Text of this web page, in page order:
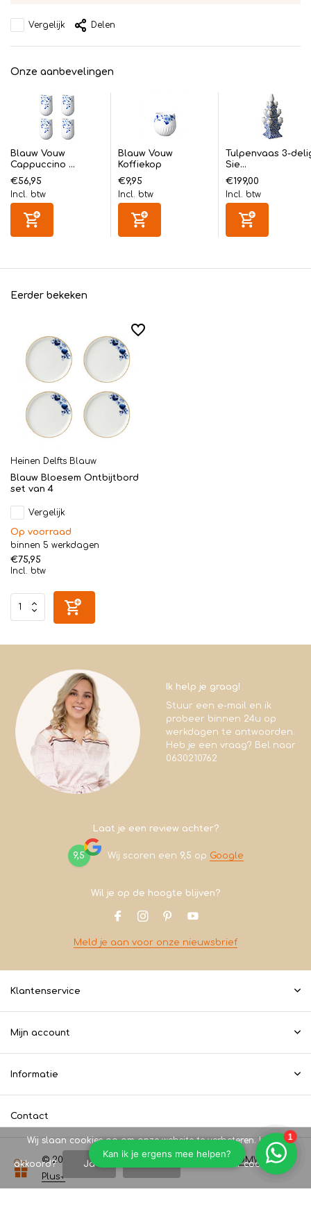
Vergelijk Delen
Onze aanbevelingen
Blauw Vouw
Cappuccino ...
€56,95
Incl. btw
Blauw Vouw
Koffiekop
€9,95
Incl. btw
Tulpenvaas 3-
Sie...
€199,00
Incl. btw
Eerder bekeken
Heinen Delfts Blauw
Blauw Bloesem Ontbijtbord
set van 4
Vergelijk
Op voorraad
binnen 5 werkdagen
€75,95
Incl. btw
Ik help je graag!
Stuur een e-mail en ik
probeer binnen 24u op
werkdagen te antwoorden.
Heb je een vraag? Bel naar
0630210762
Laat je een review achter?
9,5 Wij scoren een 9,5 op Google
Wil je op de hoogte blijven?
Meld je aan voor onze nieuwsbrief
Klantenservice
Mijn account
Informatie
Contact
© 2026 Koopeencadeautje.nl - Theme By DMWSx
Plus+
Wij slaan cookies op om onze website te verbeteren. Is dat
akkoord? Ja Meer over cookies »